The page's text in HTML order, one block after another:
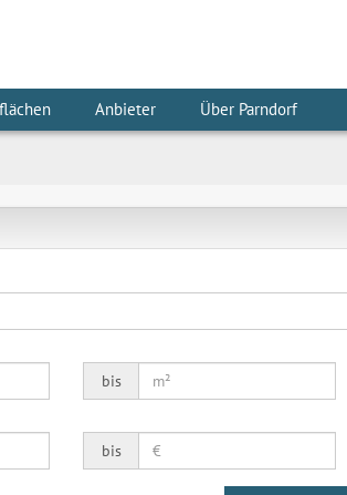
Anbieter Über Parndorf
bis
bis